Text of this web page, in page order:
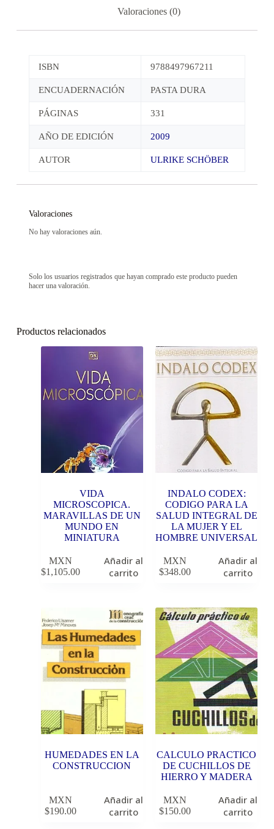
Valoraciones (0)
ISBN 9788497967211
ENCUADERNACIÓN PASTA DURA
PÁGINAS 331
AÑO DE EDICIÓN 2009
AUTOR ULRIKE SCHÖBER
Valoraciones
No hay valoraciones aún.
Solo los usuarios registrados que hayan comprado este producto pueden
hacer una valoración.
Productos relacionados
VIDA
MICROSCOPICA.
MARAVILLAS DE UN
MUNDO EN
MINIATURA
MXN
$1,105.00
Añadir al
carrito
INDALO CODEX:
CODIGO PARA LA
SALUD INTEGRAL DE
LA MUJER Y EL
HOMBRE UNIVERSAL
MXN
$348.00
Añadir al
carrito
HUMEDADES EN LA
CONSTRUCCION
MXN
$190.00
Añadir al
carrito
CALCULO PRACTICO
DE CUCHILLOS DE
HIERRO Y MADERA
MXN
$150.00
Añadir al
carrito